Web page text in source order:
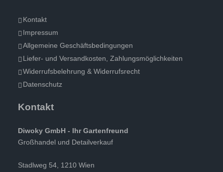
Kontakt
Impressum
Allgemeine Geschäftsbedingungen
Liefer- und Versandkosten, Zahlungsmöglichkeiten
Widerrufsbelehrung & Widerrufsrecht
Datenschutz
Kontakt
Diwoky GmbH - Ihr Gartenfreund
Großhandel und Detailverkauf
Stadlweg 54, 1210 Wien